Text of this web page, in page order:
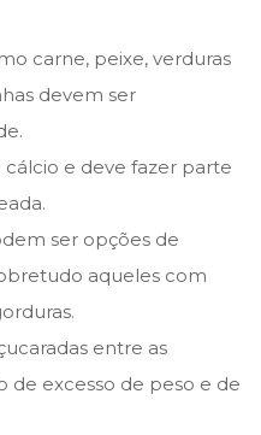
carne, peixe, verduras
devem ser
e deve fazer parte
ser opções de
aqueles com
entre as
de excesso de peso e de